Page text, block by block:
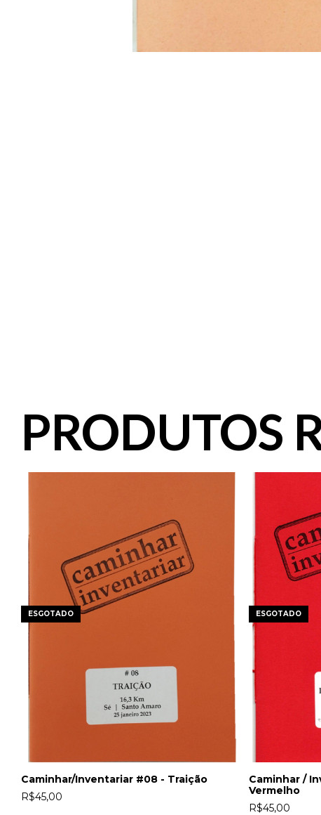
PRODUTOS
ESGOTADO
Caminhar/Inventariar #08 - Traição
R$45,00
ESGOTADO
Caminhar /
Vermelho
R$45,00